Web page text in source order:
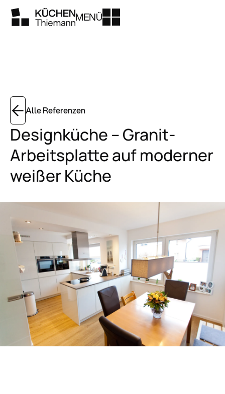
MENÜ
Alle Referenzen
Designküche – Granit-
Arbeitsplatte auf moderner
weißer Küche